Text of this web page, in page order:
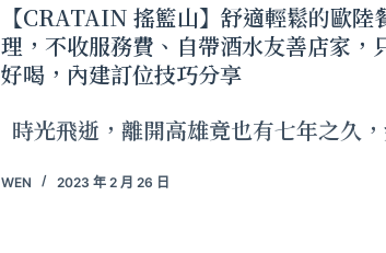
【CRATAIN 搖籃山】舒適輕鬆的歐
理，不收服務費、自帶酒水友善店家
好喝，內建訂位技巧分享
時光飛逝，離開高雄竟也有七年之久
WEN 2023 年 2 月 26 日